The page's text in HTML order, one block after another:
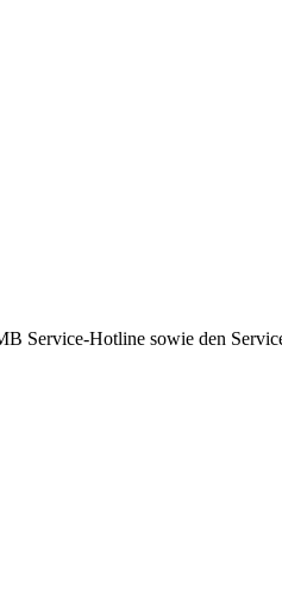
Service-Hotline sowie den